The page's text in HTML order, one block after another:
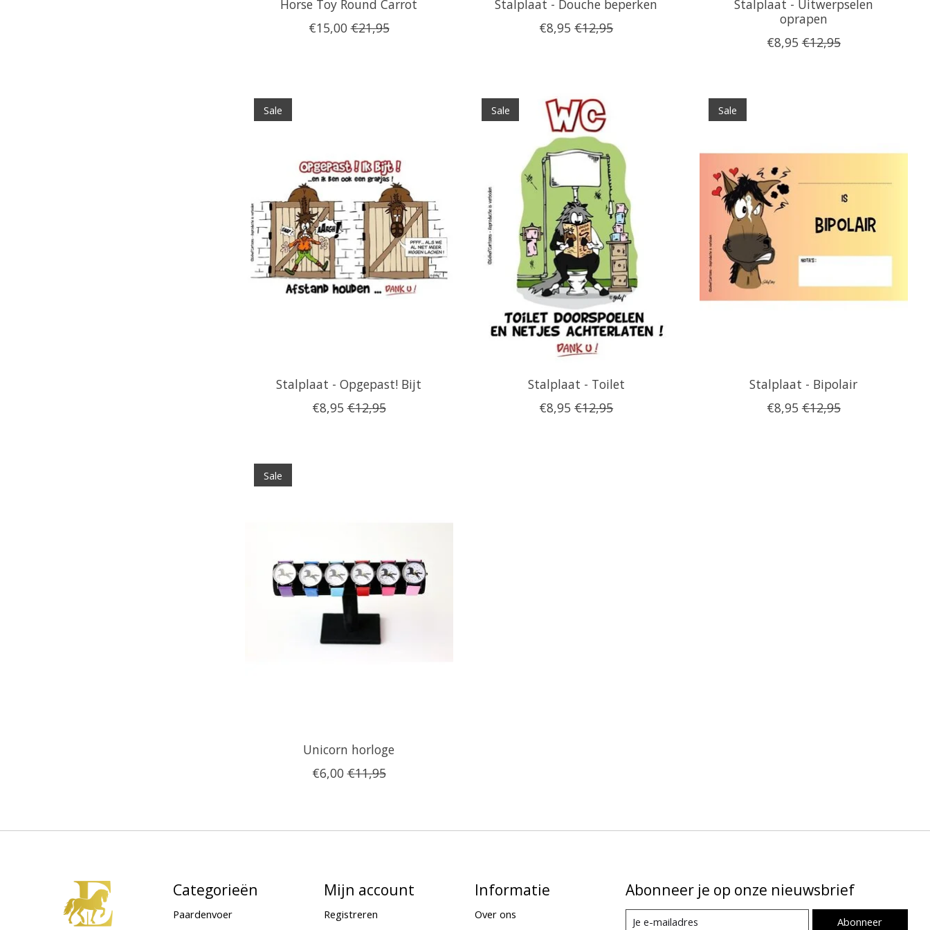
Horse Toy Round Carrot
€15,00 €21,95
Stalplaat - Douche beperken
€8,95 €12,95
Stalplaat - Uitwerpselen
oprapen
€8,95 €12,95
Sale
Stalplaat - Opgepast! Bijt
€8,95 €12,95
Sale
Stalplaat - Toilet
€8,95 €12,95
Sale
Stalplaat - Bipolair
€8,95 €12,95
Sale
Unicorn horloge
€6,00 €11,95
Categorieën
Paardenvoer
Mijn account
Registreren
Informatie
Over ons
Abonneer je op onze nieuwsbrief
Abonneer